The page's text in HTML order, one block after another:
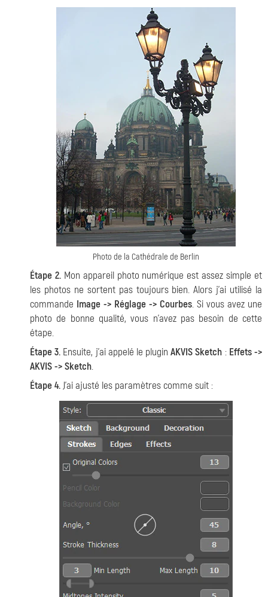
Photo de la Cathédrale de Berlin
Étape 2.Mon appareil photo numérique est assez simple et
les photos ne sortent pas toujours bien. Alors j'ai utilisé la
commande Image -> Réglage -> Courbes. Si vous avez une
photo de bonne qualité, vous n'avez pas besoin de cette
étape.
Étape 3. Ensuite, j'ai appelé le pluginAKVIS Sketch : Effets ->
AKVIS -> Sketch.
Étape 4. J'ai ajusté les paramètres comme suit :